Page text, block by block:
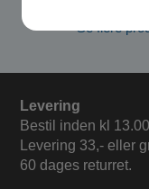
Se flere
Levering
Bestil inden kl
Levering 33,- eller
60 dages returret.